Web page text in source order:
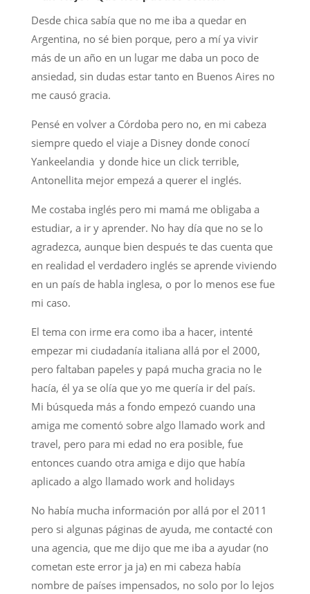
Desde chica sabía que no me iba a quedar en
Argentina, no sé bien porque, pero a mí ya vivir
más de un año en un lugar me daba un poco de
ansiedad, sin dudas estar tanto en Buenos Aires no
me causó gracia.
Pensé en volver a Córdoba pero no, en mi cabeza
siempre quedo el viaje a Disney donde conocí
Yankeelandia y donde hice un click terrible,
Antonellita mejor empezá a querer el inglés.
Me costaba inglés pero mi mamá me obligaba a
estudiar, a ir y aprender. No hay día que no se lo
agradezca, aunque bien después te das cuenta que
en realidad el verdadero inglés se aprende viviendo
en un país de habla inglesa, o por lo menos ese fue
mi caso.
El tema con irme era como iba a hacer, intenté
empezar mi ciudadanía italiana allá por el 2000,
pero faltaban papeles y papá mucha gracia no le
hacía, él ya se olía que yo me quería ir del país.
Mi búsqueda más a fondo empezó cuando una
amiga me comentó sobre algo llamado work and
travel, pero para mi edad no era posible, fue
entonces cuando otra amiga e dijo que había
aplicado a algo llamado work and holidays
No había mucha información por allá por el 2011
pero si algunas páginas de ayuda, me contacté con
una agencia, que me dijo que me iba a ayudar (no
cometan este error ja ja) en mi cabeza había
nombre de países impensados, no solo por lo lejos